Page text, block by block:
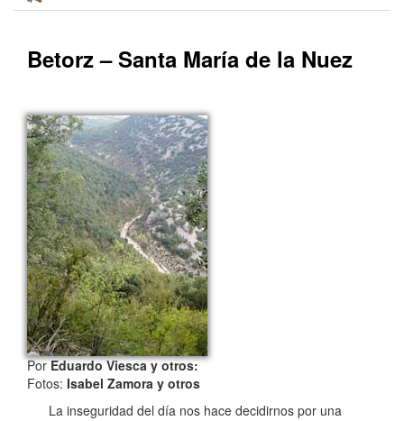
Betorz – Santa María de la Nuez
PorEduardo Viesca y otros:
Fotos: Isabel Zamora y otros
La inseguridad del día nos hace decidirnos por una